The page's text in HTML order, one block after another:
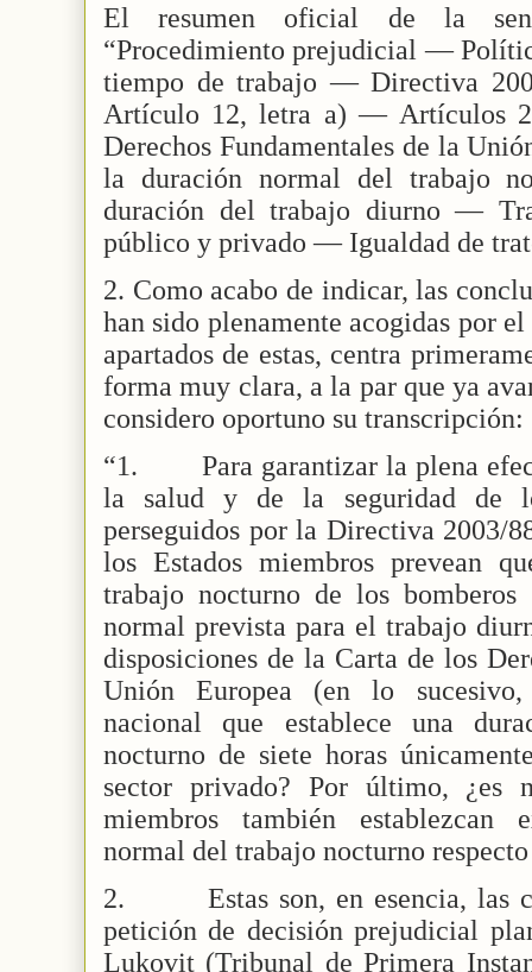
El resumen oficial de la
“Procedimiento prejudicial —
tiempo de trabajo — Directiva
Artículo 12, letra а) — Artículos
Derechos Fundamentales de la
la duración normal del trabajo
duración del trabajo diurno —
público y privado — Igualdad de
2. Como acabo de indicar, las
han sido plenamente acogidas por
apartados de estas, centra
forma muy clara, a la par que ya
considero oportuno su transcripción:
“1.
Para garantizar la plena
la salud y de la seguridad de
perseguidos por la Directiva 2003/
los Estados miembros prevean
trabajo nocturno de los
normal prevista para el trabajo
disposiciones de la Carta de los
Unión Europea (en lo
nacional que establece una
nocturno de siete horas
sector privado? Por último, ¿es
miembros también establezcan
normal del trabajo nocturno
2.
Estas son, en esencia, las
petición de decisión prejudicial
Lukovit (Tribunal de Primera